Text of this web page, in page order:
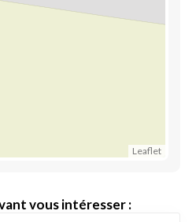
Leaflet
vous intéresser :